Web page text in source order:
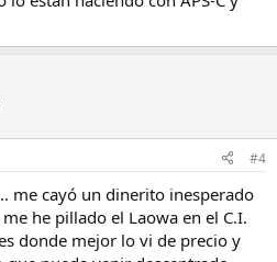
#4
me cayó un dinerito inesperado
he pillado el Laowa en el C.I.
donde mejor lo vi de precio y